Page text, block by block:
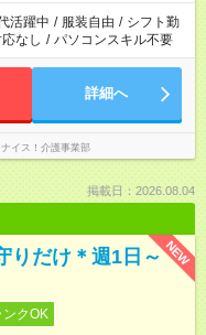
活躍中 / 服装自由 / シフト勤
なし / パソコンスキル不要
詳細へ
イス！介護事業部
掲載日：2026.08.04
NEW
りだけ＊週1日～
ンクOK